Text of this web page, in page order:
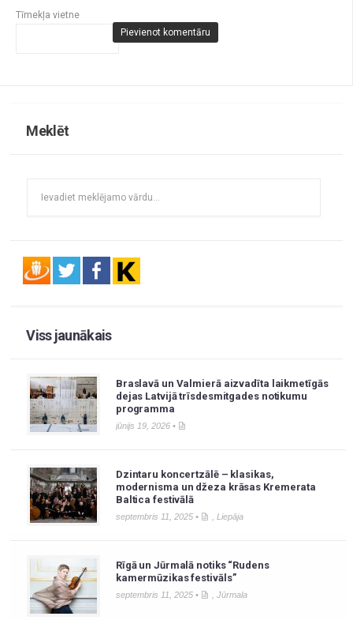
Tīmekļa vietne
Meklēt
Viss jaunākais
Braslavā un Valmierā aizvadīta laikmetīgās
dejas Latvijā trīsdesmitgades notikumu
programma
jūnijs 19, 2026 •
Dzintaru koncertzālē – klasikas,
modernisma un džeza krāsas Kremerata
Baltica festivālā
septembris 11, 2025 • Liepāja
Rīgā un Jūrmalā notiks “Rudens
kamermūzikas festivāls”
septembris 11, 2025 • Jūrmala